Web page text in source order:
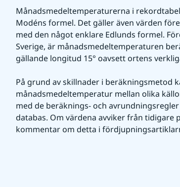
Månadsmedeltemperaturerna i
Modéns formel. Det gäller även värden
med den något enklare Edlunds formel.
Sverige, är månadsmedeltemperaturen
gällande longitud 15° oavsett ortens
På grund av skillnader i beräkningsmetod
månadsmedeltemperatur mellan olika
med de beräknings- och
databas. Om värdena avviker från tidigare
kommentar om detta i